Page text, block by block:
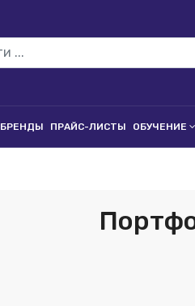
БРЕНДЫ ПРАЙС-ЛИСТЫ ОБУЧЕНИЕ